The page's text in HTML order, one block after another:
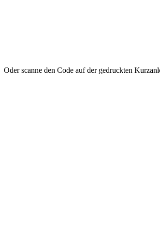
Oder scanne den Code auf der gedruckten